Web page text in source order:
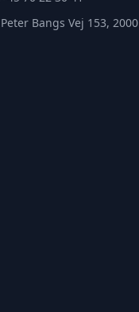
Peter Bangs Vej 153,